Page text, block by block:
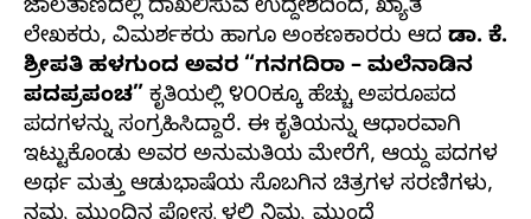
ಜಾಲತಾಣದಲ್ಲಿ ದಾಖಲಿಸುವ ಉದ್ದೇಶದಿಂದ, ಖ್ಯಾತ
ಲೇಖಕರು, ವಿಮರ್ಶಕರು ಹಾಗೂ ಅಂಕಣಕಾರರು ಆದ ಡಾ. ಕೆ.
ಶ್ರೀಪತಿ ಹಳಗುಂದ ಅವರ “ಗನಗದಿರಾ – ಮಲೆನಾಡಿನ
ಪದಪ್ರಪಂಚ” ಕೃತಿಯಲ್ಲಿ ೪೦೦ಕ್ಕೂ ಹೆಚ್ಚು ಅಪರೂಪದ
ಪದಗಳನ್ನು ಸಂಗ್ರಹಿಸಿದ್ದಾರೆ. ಈ ಕೃತಿಯನ್ನು ಆಧಾರವಾಗಿ
ಇಟ್ಟುಕೊಂಡು ಅವರ ಅನುಮತಿಯ ಮೇರೆಗೆ, ಆಯ್ದ ಪದಗಳ
ಅರ್ಥ ಮತ್ತು ಆಡುಭಾಷೆಯ ಸೊಬಗಿನ ಚಿತ್ರಗಳ ಸರಣಿಗಳು,